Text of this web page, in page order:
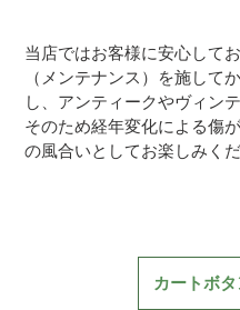
当店ではお客様に安心して
（メンテナンス）を施して
し、アンティークやヴィン
そのため経年変化による傷
の風合いとしてお楽しみくだ
カートボ